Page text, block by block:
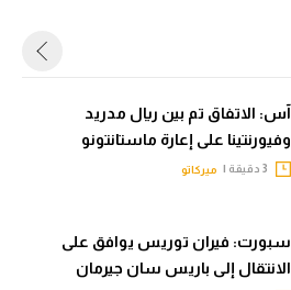
آس: الاتفاق تم بين ريال مدريد
وفيورنتينا على إعارة ماستانتونو
ميركاتو
سبورت: فيران توريس يوافق على
الانتقال إلى باريس سان جيرمان